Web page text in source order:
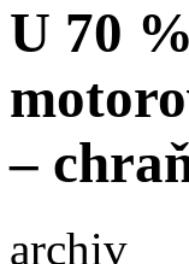
U 70
–
archiv